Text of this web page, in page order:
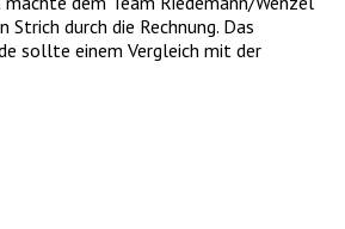
Strich durch die Rechnung. Das
sollte einem Vergleich mit der